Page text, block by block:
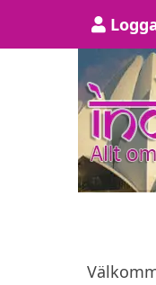
huvudinnehåll
User
menu